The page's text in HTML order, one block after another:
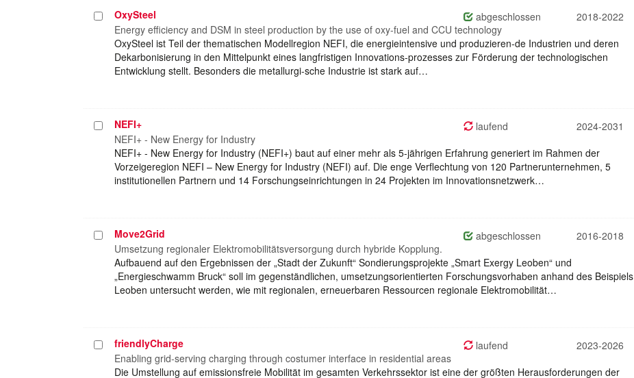
Projekt
auswählen
OxySteel abgeschlossen
2018-2022
Energy efficiency and DSM in steel production by the use of oxy-fuel and CCU technology
OxySteel ist Teil der thematischen Modellregion NEFI, die energieintensive und produzieren-de Industrien und deren
Dekarbonisierung in den Mittelpunkt eines langfristigen Innovations-prozesses zur Förderung der technologischen
Entwicklung stellt. Besonders die metallurgi-sche Industrie ist stark auf…
Projekt
auswählen
NEFI+ laufend
2024-2031
NEFI+ - New Energy for Industry
NEFI+ - New Energy for Industry (NEFI+) baut auf einer mehr als 5-jährigen Erfahrung generiert im Rahmen der
Vorzeigeregion NEFI – New Energy for Industry (NEFI) auf. Die enge Verflechtung von 120 Partnerunternehmen, 5
institutionellen Partnern und 14 Forschungseinrichtungen in 24 Projekten im Innovationsnetzwerk…
Projekt
auswählen
Move2Grid abgeschlossen
2016-2018
Umsetzung regionaler Elektromobilitätsversorgung durch hybride Kopplung.
Aufbauend auf den Ergebnissen der „Stadt der Zukunft“ Sondierungsprojekte „Smart Exergy Leoben“ und
„Energieschwamm Bruck“ soll im gegenständlichen, umsetzungsorientierten Forschungsvorhaben anhand des Beispiels
Leoben untersucht werden, wie mit regionalen, erneuerbaren Ressourcen regionale Elektromobilität…
Projekt
auswählen
friendlyCharge laufend
2023-2026
Enabling grid-serving charging through costumer interface in residential areas
Die Umstellung auf emissionsfreie Mobilität im gesamten Verkehrssektor ist eine der größten Herausforderungen der